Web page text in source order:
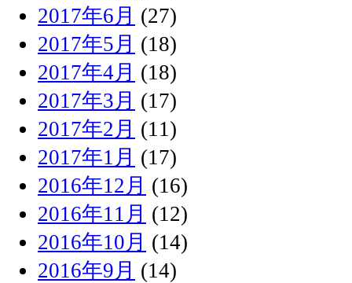
2017年6月 (27)
2017年5月 (18)
2017年4月 (18)
2017年3月 (17)
2017年2月 (11)
2017年1月 (17)
2016年12月 (16)
2016年11月 (12)
2016年10月 (14)
2016年9月 (14)